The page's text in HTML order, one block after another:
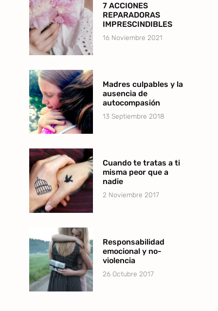
7 ACCIONES
REPARADORAS
IMPRESCINDIBLES
16 Noviembre 2021
Madres culpables y la
ausencia de
autocompasión
13 Septiembre 2018
Cuando te tratas a ti
misma peor que a
nadie
2 Noviembre 2017
Responsabilidad
emocional y no-
violencia
26 Octubre 2017